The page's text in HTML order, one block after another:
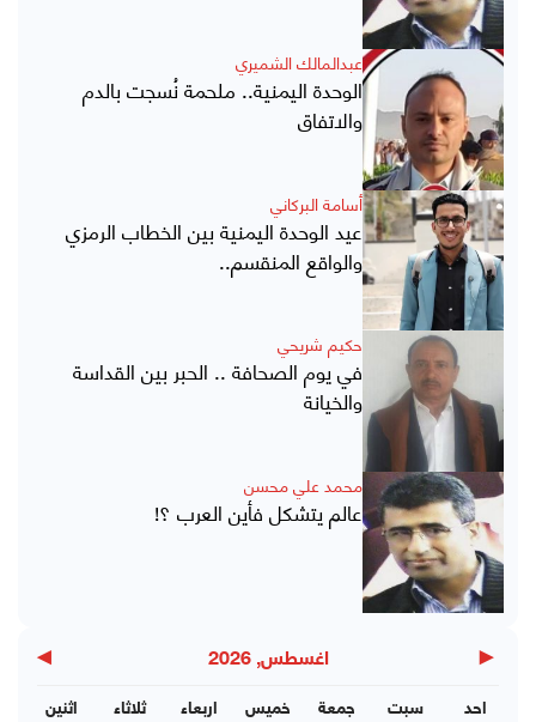
عبدالمالك الشميري
الوحدة اليمنية.. ملحمة نُسجت بالدم
والاتفاق
أسامة البركاني
عيد الوحدة اليمنية بين الخطاب الرمزي
والواقع المنقسم..
حكيم شريحي
في يوم الصحافة .. الحبر بين القداسة
والخيانة
محمد علي محسن
عالم يتشكل فأين العرب ؟!
◀ اغسطس, 2026 ▶
اثنين ثلاثاء اربعاء خميس جمعة سبت احد